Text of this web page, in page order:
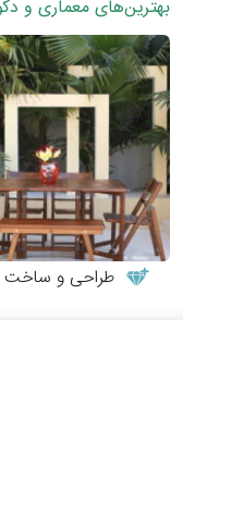
بهترین‌های معماری و
طراحی و ساخت میز و